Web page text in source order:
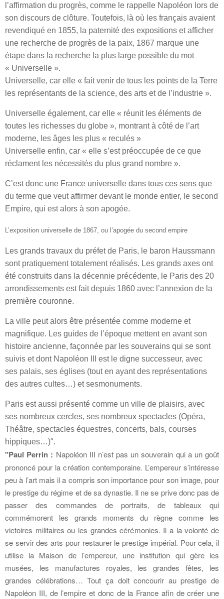
l’affirmation du progrès, comme le rappelle Napoléon lors de
son discours de clôture. Toutefois, là où les français avaient
revendiqué en 1855, la paternité des expositions et afficher
une recherche de progrès de la paix, 1867 marque une
étape dans la recherche la plus large possible du mot
« Universelle ».
Universelle, car elle « fait venir de tous les points de la Terre
les représentants de la science, des arts et de l’industrie ».
Universelle également, car elle « réunit les éléments de
toutes les richesses du globe », montrant à côté de l’art
moderne, les âges les plus « reculés »
Universelle enfin, car « elle s’est préoccupée de ce que
réclament les nécessités du plus grand nombre ».
C’est donc une France universelle dans tous ces sens que
du terme que veut affirmer devant le monde entier, le second
Empire, qui est alors à son apogée.
L’exposition universelle de 1867, ou l’apogée du second empire
Les grands travaux du préfet de Paris, le baron Haussmann
sont pratiquement totalement réalisés. Les grands axes ont
été construits dans la décennie précédente, le Paris des 20
arrondissements est fait depuis 1860 avec l’annexion de la
première couronne.
La ville peut alors être présentée comme moderne et
magnifique. Les guides de l’époque mettent en avant son
histoire ancienne, façonnée par les souverains qui se sont
suivis et dont Napoléon III est le digne successeur, avec
ses palais, ses églises (tout en ayant des représentations
des autres cultes…) et sesmonuments.
Paris est aussi présenté comme un ville de plaisirs, avec
ses nombreux cercles, ses nombreux spectacles (Opéra,
Théâtre, spectacles équestres, concerts, bals, courses
hippiques…)".
"Paul Perrin : Napoléon III n’est pas un souverain qui a un goût
prononcé pour la création contemporaine. L’empereur s’intéresse
peu à l’art mais il a compris son importance pour son image, pour
le prestige du régime et de sa dynastie. Il ne se prive donc pas de
passer des commandes de portraits, de tableaux qui
commémorent les grands moments du règne comme les
victoires militaires ou les grandes cérémonies. Il a la volonté de
se servir des arts pour restaurer le prestige impérial. Pour cela, il
utilise la Maison de l’empereur, une institution qui gère les
musées, les manufactures royales, les grandes fêtes, les
grandes célébrations… Tout ça doit concourir au prestige de
Napoléon III, de l’empire et donc de la France afin de créer une